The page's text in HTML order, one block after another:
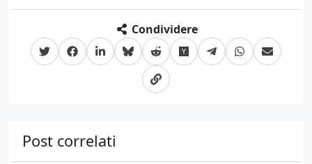
Condividere
Post correlati